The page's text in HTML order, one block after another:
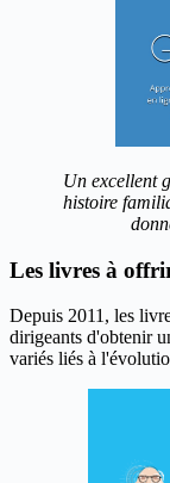
Un excellent
histoire
Les livres à
Depuis 2011, les
dirigeants d'obtenir
variés liés à